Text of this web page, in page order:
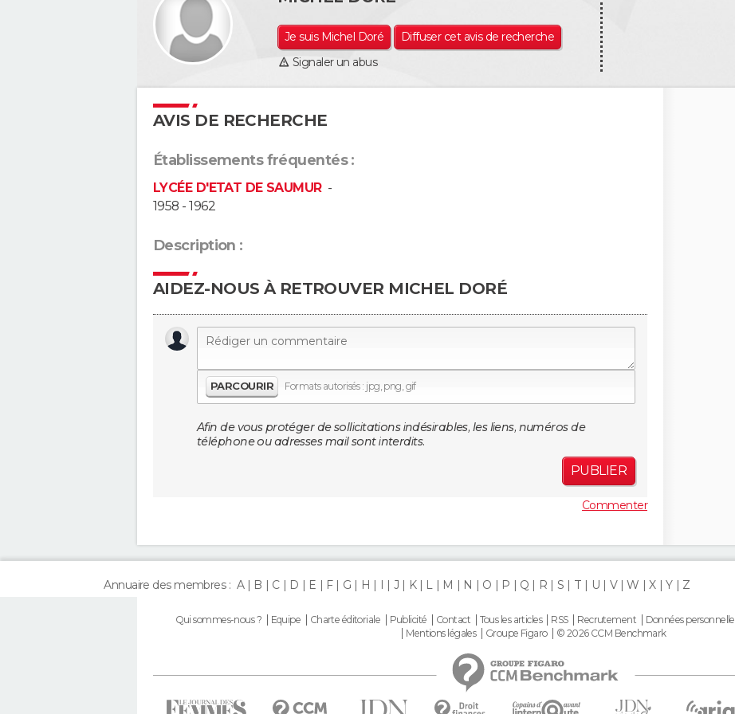
Je suis Michel Doré
Diffuser cet avis de recherche
Signaler un abus
AVIS DE RECHERCHE
Établissements fréquentés :
LYCÉE D'ETAT DE SAUMUR-
1958 - 1962
Description :
AIDEZ-NOUS À RETROUVER MICHEL DORÉ
PARCOURIR Formats autorisés : jpg, png, gif
Afin de vous protéger de sollicitations indésirables, les liens, numéros de
téléphone ou adresses mail sont interdits.
PUBLIER
Commenter
Annuaire des membres : A B C D E F G H I J K L M N O P Q R S T U V W X Y Z
Qui sommes-nous ? Equipe Charte éditoriale Publicité Contact Tous les articles RSS Recrutement Données
Mentions légales
Groupe Figaro © 2026 CCM Benchmark